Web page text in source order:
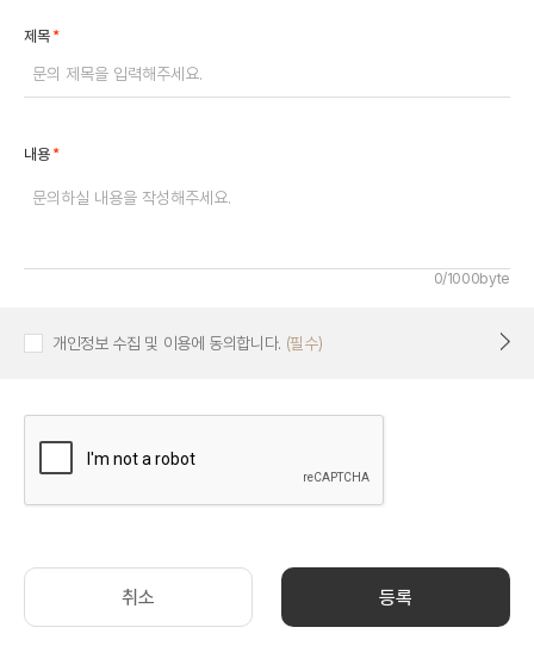
제목*
내용*
0/1000byte
개인정보 수집 및 이용에 동의합니다. (필수)
취소